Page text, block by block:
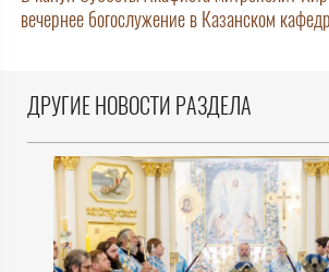
вечернее богослужение в Казанском
ДРУГИЕ НОВОСТИ РАЗДЕЛА